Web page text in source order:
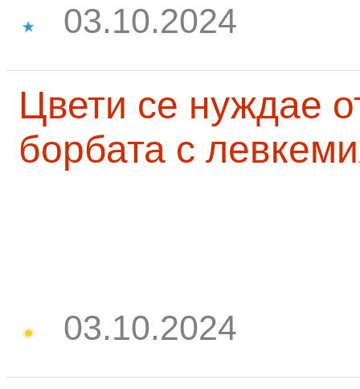
03.10.2024
Цвети се нуждае
борбата с
03.10.2024